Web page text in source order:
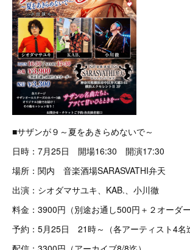
■サザンが９～夏をあきらめないで～
日時：7月25日 開場16:30 開演17:30
場所：関内 音楽酒場SARASVATHI弁天
出演：シオダマサユキ、KAB.、小川徹
料金：3900円（別途お通し500円＋２オーダ
予約：5月25日 21時～（各アーティスト4名